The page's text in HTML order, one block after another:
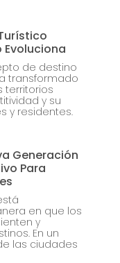
Evoluciona
de destino
transformado
territorios
y su
y residentes.
Generación
Para
en que los
y
En un
las ciudades